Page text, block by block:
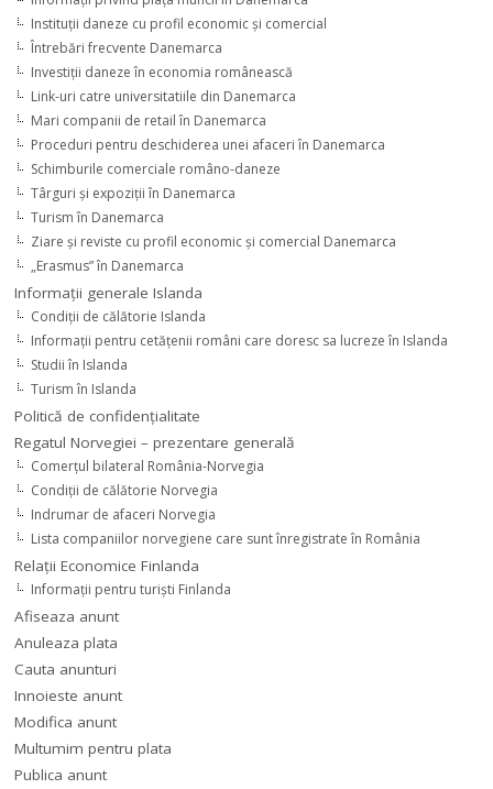
Instituţii daneze cu profil economic şi comercial
Întrebări frecvente Danemarca
Investiţii daneze în economia românească
Link-uri catre universitatiile din Danemarca
Mari companii de retail în Danemarca
Proceduri pentru deschiderea unei afaceri în Danemarca
Schimburile comerciale româno-daneze
Târguri şi expoziţii în Danemarca
Turism în Danemarca
Ziare şi reviste cu profil economic şi comercial Danemarca
„Erasmus” în Danemarca
Informaţii generale Islanda
Condiţii de călătorie Islanda
Informaţii pentru cetăţenii români care doresc sa lucreze în Islanda
Studii în Islanda
Turism în Islanda
Politică de confidențialitate
Regatul Norvegiei – prezentare generală
Comerţul bilateral România-Norvegia
Condiții de călătorie Norvegia
Indrumar de afaceri Norvegia
Lista companiilor norvegiene care sunt înregistrate în România
Relaţii Economice Finlanda
Informaţii pentru turişti Finlanda
Afiseaza anunt
Anuleaza plata
Cauta anunturi
Innoieste anunt
Modifica anunt
Multumim pentru plata
Publica anunt